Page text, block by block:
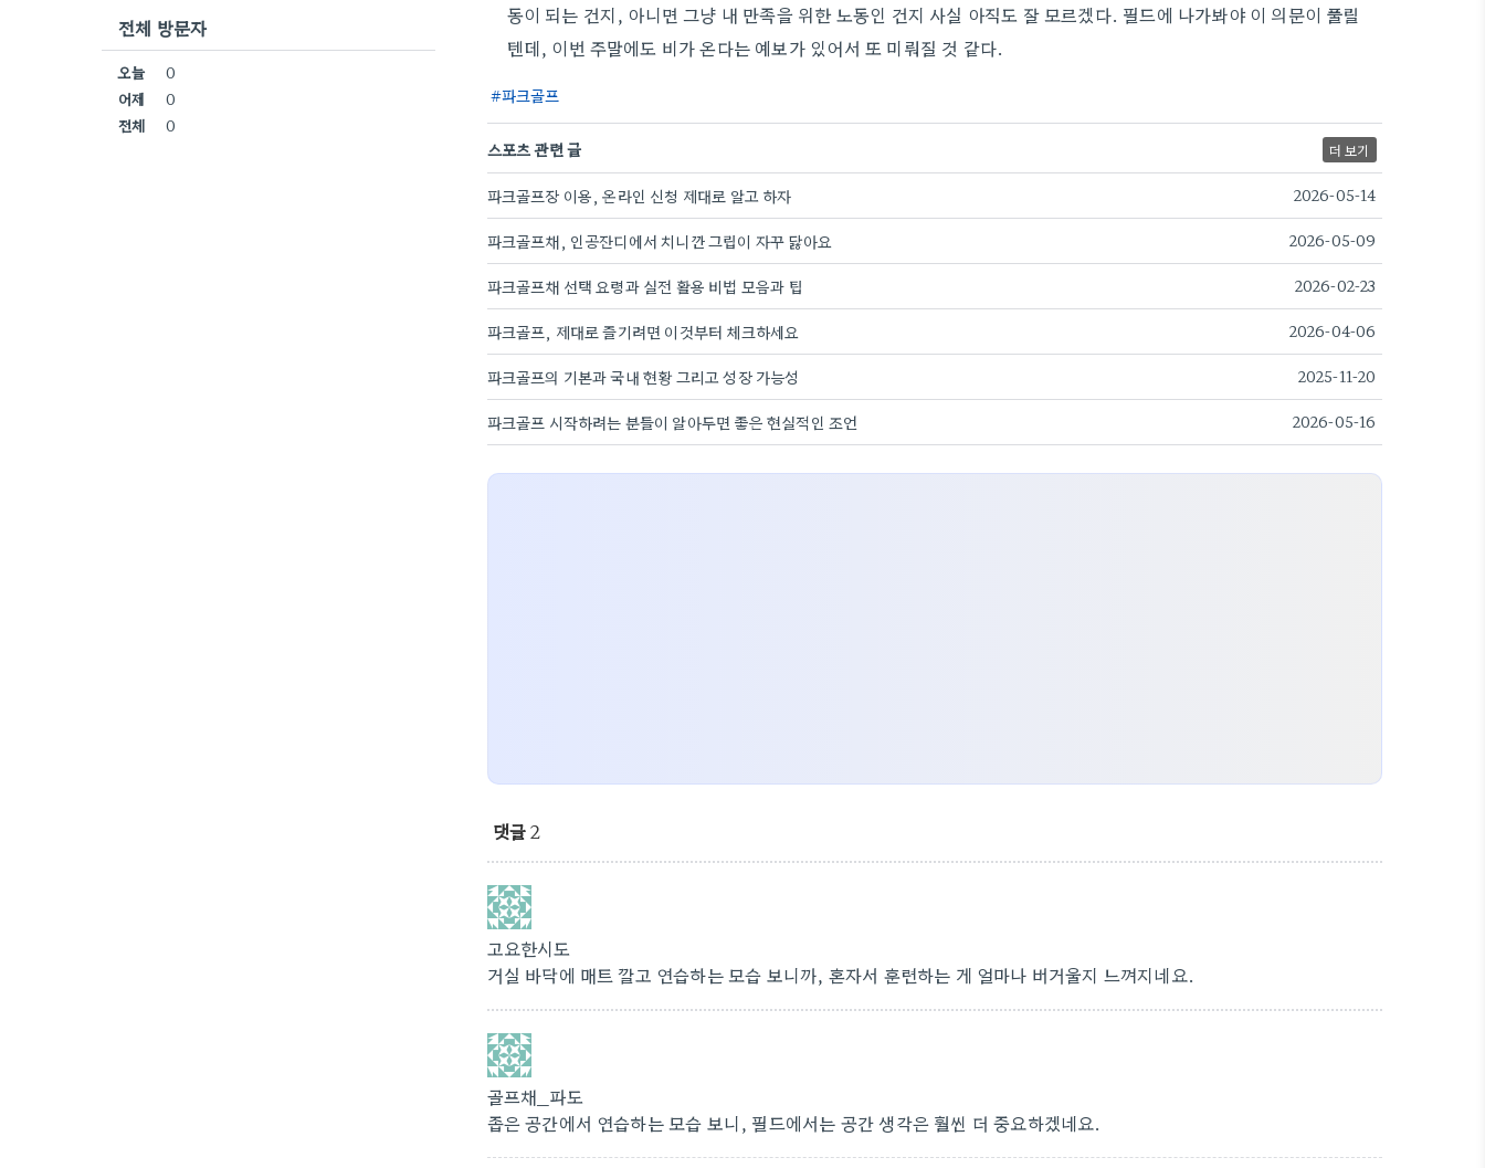
동이 되는 건지, 아니면 그냥 내 만족을 위한 노동인 건지 사실 아직도 잘 모르겠다. 필드에 나가봐야 이 의문이 풀릴
텐데, 이번 주말에도 비가 온다는 예보가 있어서 또 미뤄질 것 같다.
파크골프
스포츠 관련 글 더 보기
파크골프장 이용, 온라인 신청 제대로 알고 하자 2026-05-14
파크골프채, 인공잔디에서 치니깐 그립이 자꾸 닳아요 2026-05-09
파크골프채 선택 요령과 실전 활용 비법 모음과 팁 2026-02-23
파크골프, 제대로 즐기려면 이것부터 체크하세요 2026-04-06
파크골프의 기본과 국내 현황 그리고 성장 가능성 2025-11-20
파크골프 시작하려는 분들이 알아두면 좋은 현실적인 조언 2026-05-16
댓글2
고요한시도
거실 바닥에 매트 깔고 연습하는 모습 보니까, 혼자서 훈련하는 게 얼마나 버거울지 느껴지네요.
골프채_파도
좁은 공간에서 연습하는 모습 보니, 필드에서는 공간 생각은 훨씬 더 중요하겠네요.
전체 방문자
오늘
0
어제
0
전체
0